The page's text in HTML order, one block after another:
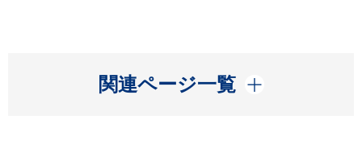
関連ページ一覧
開く